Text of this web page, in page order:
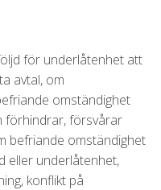
för underlåtenhet att
avtal, om
omständighet
förhindrar, försvårar
befriande omständighet
eller underlåtenhet,
konflikt på